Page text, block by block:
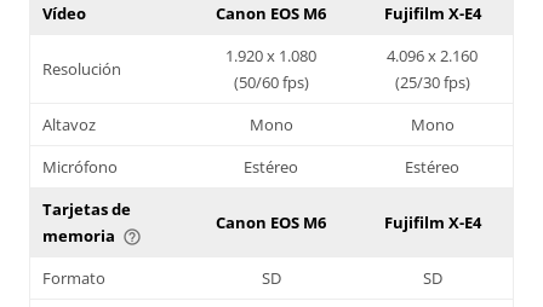
Vídeo
Canon EOS M6 Fujifilm X-E4
Resolución
1.920 x 1.080
(50/60 fps)
4.096 x 2.160
(25/30 fps)
Altavoz
Mono
Mono
Micrófono
Estéreo
Estéreo
Tarjetas de
memoria help_outline
Canon EOS M6 Fujifilm X-E4
Formato SD
SD